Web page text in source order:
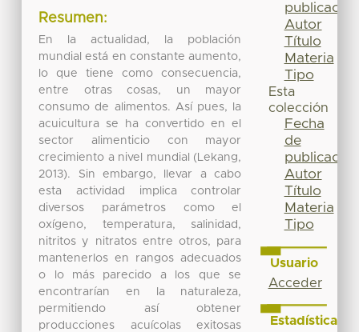
Resumen:
En la actualidad, la población
mundial está en constante aumento,
lo que tiene como consecuencia,
entre otras cosas, un mayor
consumo de alimentos. Así pues, la
acuicultura se ha convertido en el
sector alimenticio con mayor
crecimiento a nivel mundial (Lekang,
2013). Sin embargo, llevar a cabo
esta actividad implica controlar
diversos parámetros como el
oxígeno, temperatura, salinidad,
nitritos y nitratos entre otros, para
mantenerlos en rangos adecuados
o lo más parecido a los que se
encontrarían en la naturaleza,
permitiendo así obtener
producciones acuícolas exitosas
publicación
Autor
Título
Materia
Tipo
Esta
colección
Fecha
de
publicación
Autor
Título
Materia
Tipo
Usuario
Acceder
Estadísticas